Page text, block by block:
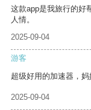
这款app是我旅行的好
人情。
2025-09-04
游客
超级好用的加速器，
2025-09-04